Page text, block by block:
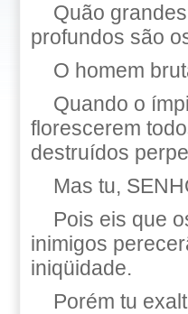
Quão
profundos são
O homem
Quando o
florescerem
destruídos
Mas tu,
Pois eis que
inimigos
iniqüidade.
Porém tu